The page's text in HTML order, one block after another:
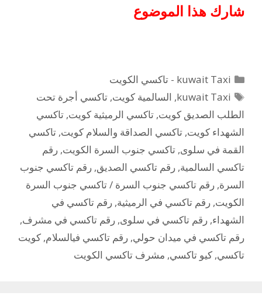
شارك هذا الموضوع
التصنيفات
kuwait Taxi - تاكسي الكويت
الوسوم
kuwait Taxi
, السالمية كويت,تاكسي أجرة تحت
الطلب الصديق كويت, تاكسي الرميثية كويت, تاكسي
الشهداء كويت, تاكسي الصداقة والسلام كويت, تاكسي
القمة في سلوى, تاكسي جنوب السرة الكويت, رقم
تاكسي السالمية, رقم تاكسي الصديق, رقم تاكسي جنوب
السرة, رقم تاكسي جنوب السرة / تاكسي جنوب السرة
الكويت, رقم تاكسي في الرميثية, رقم تاكسي في
الشهداء, رقم تاكسي في سلوى, رقم تاكسي في مشرف,
رقم تاكسي في ميدان حولي, رقم تاكسي فيالسلام, كويت
تاكسي, كيو تاكسي, مشرف تاكسي الكويت